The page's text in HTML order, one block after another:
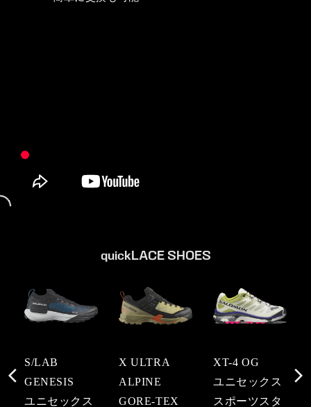
quickLACE SHOES
S/LAB
GENESIS
ユニセックス
X ULTRA
ALPINE
GORE-TEX
XT-4 OG
ユニセックス
スポーツスタ